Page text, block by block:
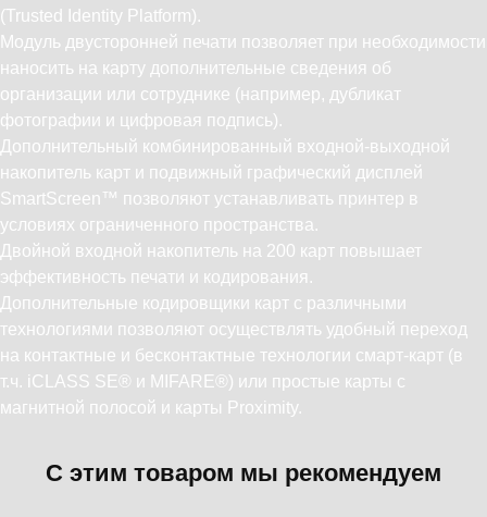
(Trusted Identity Platform).
Модуль двусторонней печати позволяет при необходимости
наносить на карту дополнительные сведения об
организации или сотруднике (например, дубликат
фотографии и цифровая подпись).
Дополнительный комбинированный входной-выходной
накопитель карт и подвижный графический дисплей
SmartScreen™ позволяют устанавливать принтер в
условиях ограниченного пространства.
Двойной входной накопитель на 200 карт повышает
эффективность печати и кодирования.
Дополнительные кодировщики карт с различными
технологиями позволяют осуществлять удобный переход
на контактные и бесконтактные технологии смарт-карт (в
т.ч. iCLASS SE® и MIFARE®) или простые карты с
магнитной полосой и карты Proximity.
С этим товаром мы рекомендуем